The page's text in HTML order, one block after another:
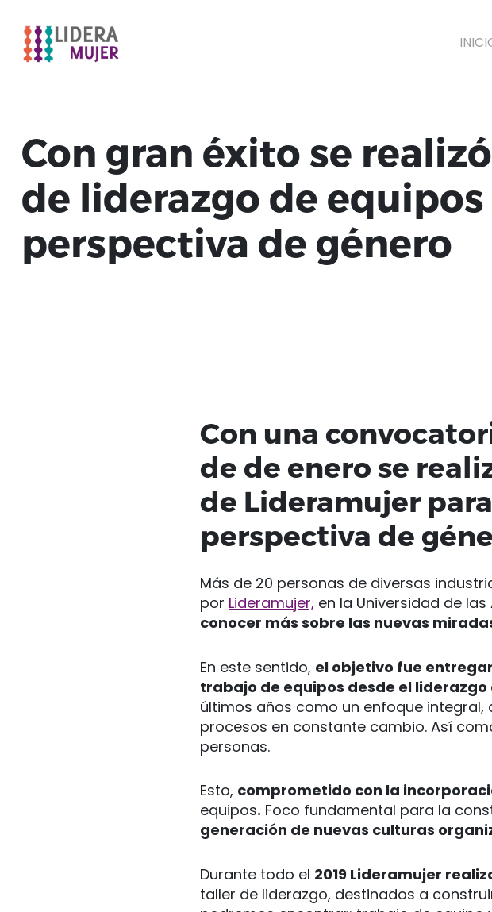
Con gran éxito se
de liderazgo de equipos
perspectiva de género
Con una
de de enero se
de Lideramujer
perspectiva de
Más de 20 personas de diversas
por Lideramujer, en la Universidad de
conocer más sobre las nuevas
En este sentido, el objetivo fue
trabajo de equipos desde el
últimos años como un enfoque
procesos en constante cambio. Así
personas.
Esto, comprometido con la
equipos. Foco fundamental para la
generación de nuevas culturas
Durante todo el 2019 Lideramujer
taller de liderazgo, destinados a